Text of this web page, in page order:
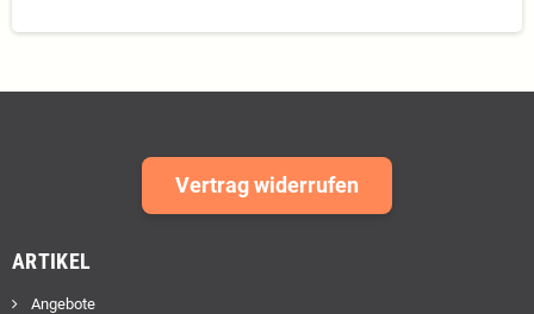
Vertrag widerrufen
ARTIKEL
Angebote